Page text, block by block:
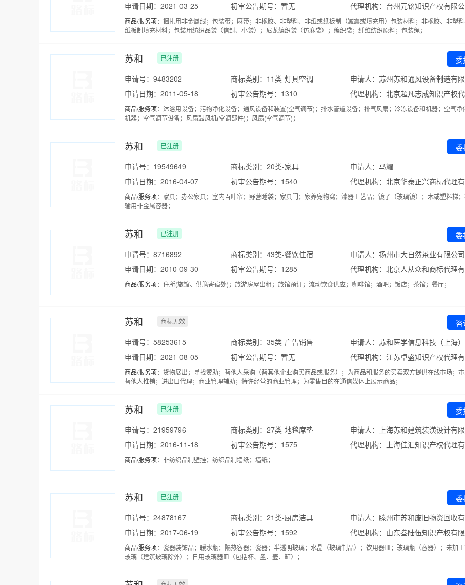
申请日期：2021-03-25
初审公告期号：暂无
代理机构：台州元铭知识产权有限
商品/服务项： 捆扎用非金属线；包装带；麻带；非橡胶、非塑料、非纸或纸板制（减震或填充用）包装材料；非橡胶、非塑
纸板制填充材料；包装用纺织品袋（信封、小袋）；尼龙编织袋（仿麻袋）；编织袋；纤维纺织原料；包装绳；
苏和 已注册
委
申请号：9483202
申请日期：2011-05-18
商标类别：11类-灯具空调
初审公告期号：1310
申请人：苏州苏和通风设备制造有
商品/服务项： 沐浴用设备；污物净化设备；通风设备和装置(空气调节)；排水管道设备；排气风扇；冷冻设备和机器；空气净
机器；空气调节设备；风扇鼓风机(空调部件)；风扇(空气调节)；
苏和 已注册
委
申请号：19549649
申请日期：2016-04-07
商标类别：20类-家具
初审公告期号：1540
申请人：马耀
代理机构：北京华泰正兴商标代理
商品/服务项： 家具；办公家具；室内百叶帘；野营睡袋；家具门；家养宠物窝；漆器工艺品；镜子（玻璃镜）；木或塑料梯
输用非金属容器；
苏和 已注册
委
申请号：8716892
申请日期：2010-09-30
商标类别：43类-餐饮住宿
初审公告期号：1285
申请人：扬州市大自然茶业有限公司
代理机构：北京人从众和商标代理
商品/服务项： 住所(旅馆、供膳寄宿处)；旅游房屋出租；旅馆预订；流动饮食供应；咖啡馆；酒吧；饭店；茶馆；餐厅；
苏和 商标无效
咨
申请号：58253615
申请日期：2021-08-05
商标类别：35类-广告销售
初审公告期号：暂无
代理机构：江苏卓盛知识产权代理
商品/服务项： 货物展出；寻找赞助；替他人采购（替其他企业购买商品或服务）；为商品和服务的买卖双方提供在线市场；市
替他人推销；进出口代理；商业管理辅助；特许经营的商业管理；为零售目的在通信媒体上展示商品；
苏和 已注册
委
申请号：21959796
申请日期：2016-11-18
商标类别：27类-地毯席垫
初审公告期号：1575
申请人：上海苏和建筑装潢设计有
代理机构：上海佳汇知识产权代理
商品/服务项： 非纺织品制壁挂；纺织品制墙纸；墙纸；
苏和 已注册
委
申请号：24878167
申请日期：2017-06-19
商标类别：21类-厨房洁具
初审公告期号：1592
申请人：滕州市苏和废旧物资回收
代理机构：山东叁陆伍知识产权有
商品/服务项： 瓷器装饰品；暖水瓶；隔热容器；瓷器；半透明玻璃；水晶（玻璃制品）；饮用器皿；玻璃瓶（容器）；未加
玻璃（建筑玻璃除外）；日用玻璃器皿（包括杯、盘、壶、缸）；